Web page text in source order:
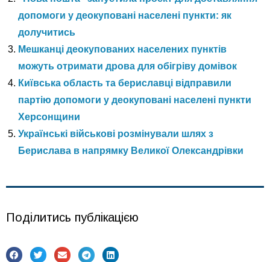
допомоги у деокуповані населені пункти: як
долучитись
Мешканці деокупованих населених пунктів
можуть отримати дрова для обігріву домівок
Київська область та бериславці відправили
партію допомоги у деокуповані населені пункти
Херсонщини
Українські військові розмінували шлях з
Берислава в напрямку Великої Олександрівки
Поділитись публікацією